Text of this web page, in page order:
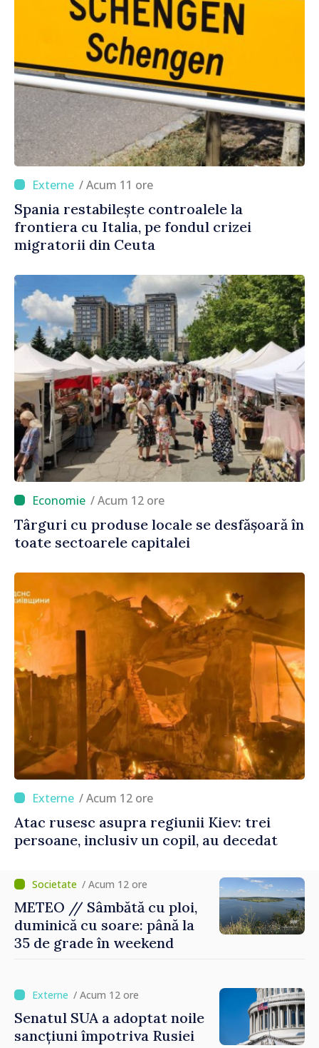
/ Acum 11 ore
Spania restabilește controalele la
frontiera cu Italia, pe fondul crizei
migratorii din Ceuta
/ Acum 12 ore
Târguri cu produse locale se desfășoară în
toate sectoarele capitalei
/ Acum 12 ore
Atac rusesc asupra regiunii Kiev: trei
persoane, inclusiv un copil, au decedat
/ Acum 12 ore
METEO // Sâmbătă cu ploi,
duminică cu soare: până la
35 de grade în weekend
/ Acum 12 ore
Senatul SUA a adoptat noile
sancțiuni împotriva Rusiei